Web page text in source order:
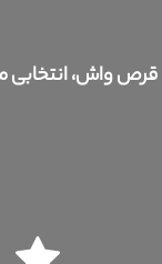
قرص واش، انتخابی